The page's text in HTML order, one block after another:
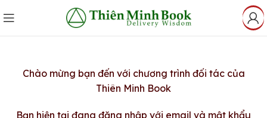
Chào mừng bạn đến với chương trình đối tác của
Thiên Minh Book
Bạn hiện tại đang đăng nhập với email và mật khẩu